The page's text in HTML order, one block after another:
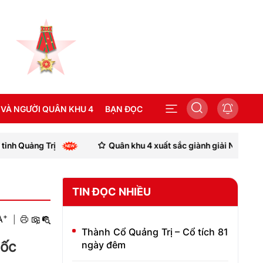
NGƯỜI QUÂN KHU 4 BẠN ĐỌC
Quân khu 4 xuất sắc giành giải Nhì Hội thi thợ giỏi
+
TIN ĐỌC NHIỀU
Thành Cổ Quảng Trị – Cổ tích 81
ngày đêm